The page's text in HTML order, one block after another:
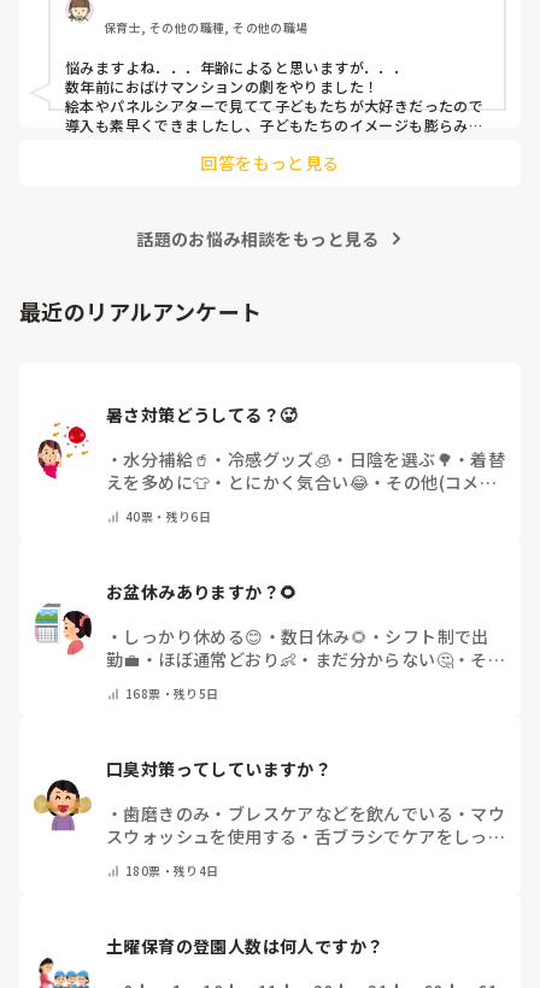
保育士, その他の職種, その他の職場
悩みますよね．．．年齢によると思いますが．．．
数年前におばけマンションの劇をやりました！
絵本やパネルシアターで見てて子どもたちが大好きだったので
導入も素早くできましたし、子どもたちのイメージも膨らみや
回答をもっと見る
話題のお悩み相談をもっと見る
最近のリアルアンケート
暑さ対策どうしてる？🥵
・水分補給🥤 ・ 冷感グッズ🧊 ・ 日陰を選ぶ🌳 ・着替
えを多めに👕 ・ とにかく気合い😂・ その他(コメン
40票・ 残り6日
お盆休みありますか？🌻
・ しっかり休める😊 ・ 数日休み🌻 ・ シフト制で出
勤💼 ・ ほぼ通常どおり👶 ・ まだ分からない🤔・ その
168票・残り5日
口臭対策ってしていますか？
・歯磨きのみ ・ ブレスケアなどを飲んでいる ・ マウ
スウォッシュを使用する ・ 舌ブラシでケアをしっか
の他(コメントで教えて下さい)
180票・残り4日
土曜保育の登園人数は何人ですか？